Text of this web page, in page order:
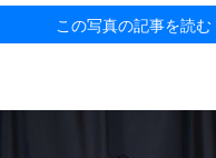
この写真の記事を読む